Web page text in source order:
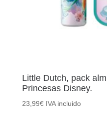
Little Dutch, pack
Princesas Disney.
23,99€ IVA incluido